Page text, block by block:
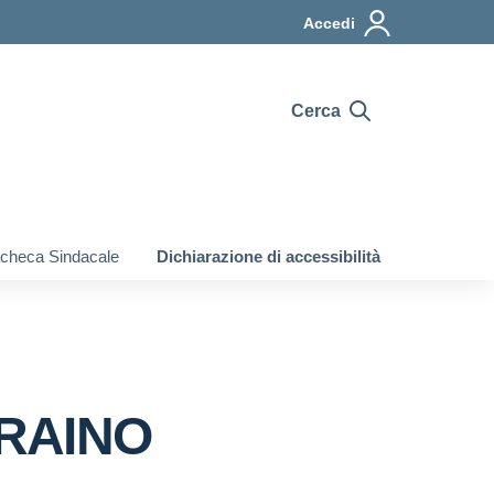
Accedi
Cerca
Sindacale Dichiarazione di accessibilità